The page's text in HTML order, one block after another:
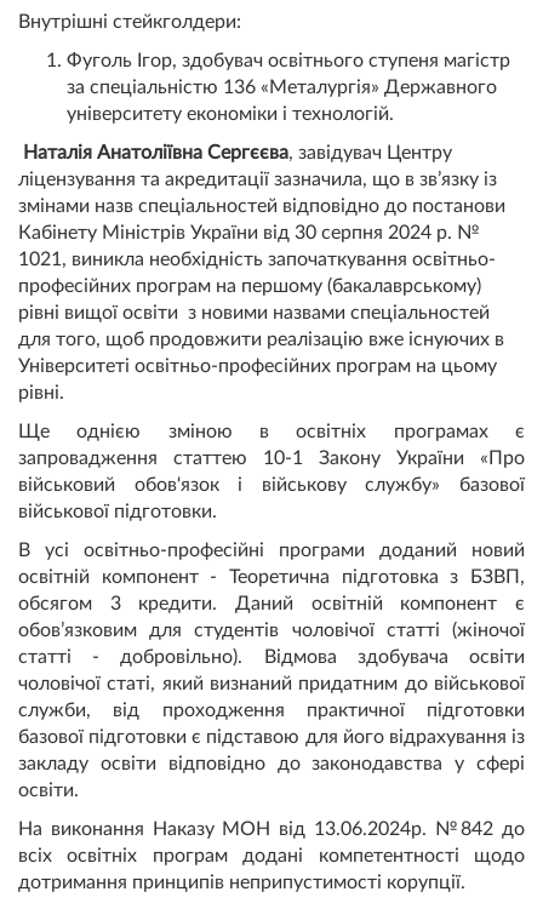
Внутрішні стейкголдери:
Фуголь Ігор, здобувач освітнього ступеня магістр
за спеціальністю 136 «Металургія» Державного
університету економіки і технологій.
Наталія Анатоліївна Сергєєва, завідувач Центру
ліцензування та акредитації зазначила, що в зв’язку із
змінами назв спеціальностей відповідно до постанови
Кабінету Міністрів України від 30 серпня 2024 р. №
1021, виникла необхідність започаткування освітньо-
професійних програм на першому (бакалаврському)
рівні вищої освіти з новими назвами спеціальностей
для того, щоб продовжити реалізацію вже існуючих в
Університеті освітньо-професійних програм на цьому
рівні.
Ще однією зміною в освітніх програмах є
запровадження статтею 10-1 Закону України «Про
військовий обов'язок і військову службу» базової
військової підготовки.
В усі освітньо-професійні програми доданий новий
освітній компонент - Теоретична підготовка з БЗВП,
обсягом 3 кредити. Даний освітній компонент є
обов’язковим для студентів чоловічої статті (жіночої
статті - добровільно). Відмова здобувача освіти
чоловічої статі, який визнаний придатним до військової
служби, від проходження практичної підготовки
базової підготовки є підставою для його відрахування із
закладу освіти відповідно до законодавства у сфері
освіти.
На виконання Наказу МОН від 13.06.2024р. №842 до
всіх освітніх програм додані компетентності щодо
дотримання принципів неприпустимості корупції.